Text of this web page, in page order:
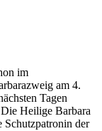
im
am 4.
Tagen
Heilige Barbara
Schutzpatronin der